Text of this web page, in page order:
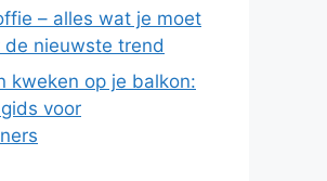
– alles wat je moet
nieuwste trend
kweken op je balkon:
voor